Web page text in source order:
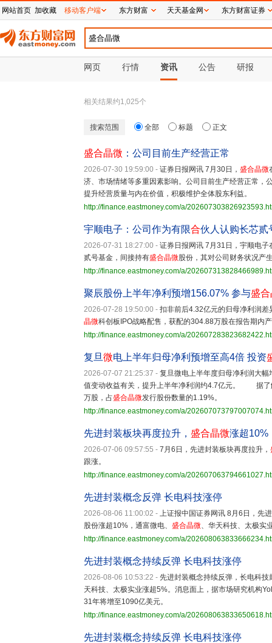
网页 行情 资讯 公告 研报
相关结果约1,025个
搜索范围 全部 标题 正文
盛合晶微 ：公司目前生产经营正常
2026-07-30 19:59:00 - 证券日报网讯 7月30日， 盛合晶微
济、市场情绪等多重因素影响。公司目前生产经营正常，
提升经营质量与内在价值，积极维护全体股东利益。
http://finance.eastmoney.com/a/
宇顺电子：公司作为有限合伙人认购长芯贰
2026-07-31 18:27:00 - 证券日报网讯 7月31日，宇顺电
贰号基金，间接持有盛合晶微股份，其对公司财务状况产
http://finance.eastmoney.com/a/
聚辰股份上半年净利预增156.07% 参与盛
2026-07-28 19:50:00 - 扣非前后4.32亿元的归母净利润
晶微科创板IPO战略配售，获配的304.88万股在报告期内
http://finance.eastmoney.com/a/
复旦微电上半年归母净利预增至高4倍 投资
2026-07-07 21:25:37 - 复旦微电上半年度归母净利润大
值变动收益有关，提升上半年净利润约4.7亿元。 据了
万股，占盛合晶微发行股份数量的1.19%。
http://finance.eastmoney.com/a/
先进封装板块再度拉升， 盛合晶微涨超10%
2026-07-06 09:57:55 - 7月6日，先进封装板块再度拉升，
跟涨。
http://finance.eastmoney.com/a/
先进封装概念反弹 长电科技涨停
2026-08-06 11:00:02 - 上证报中国证券网讯 8月6日，先
股份涨超10%，通富微电、 盛合晶微、华天科技、太极实
http://finance.eastmoney.com/a/
先进封装概念持续反弹 长电科技涨停
2026-08-06 10:53:22 - 先进封装概念持续反弹，长电科
天科技、太极实业涨超5%。消息面上，据市场研究机构
31年将增至1090亿美元。
http://finance.eastmoney.com/a/
先进封装概念持续反弹 长电科技涨停
网站首页 加收藏 移动客户端 东方财富 天天基金网 东方财富证券